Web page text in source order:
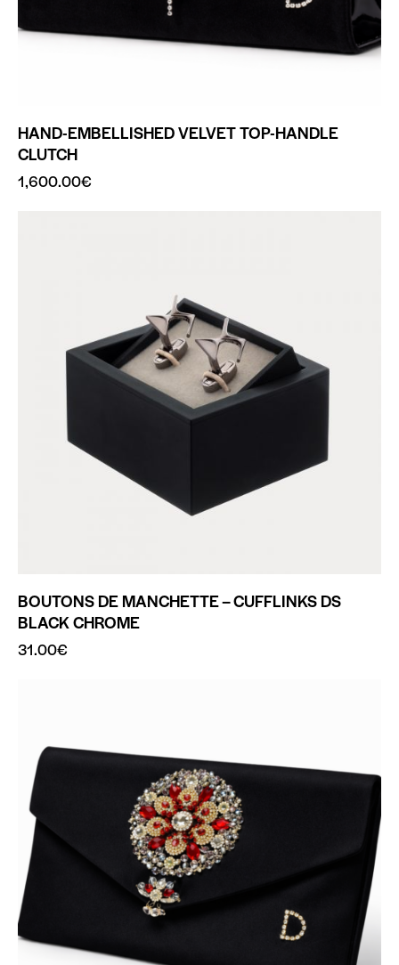
HAND-EMBELLISHED VELVET TOP-HANDLE
CLUTCH
1,600.00€
BOUTONS DE MANCHETTE – CUFFLINKS DS
BLACK CHROME
31.00€